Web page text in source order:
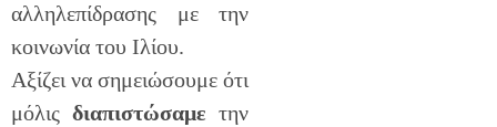
αλληλεπίδρασης με την
κοινωνία του Ιλίου.
Αξίζει να σημειώσουμε ότι
μόλις διαπιστώσαμε την